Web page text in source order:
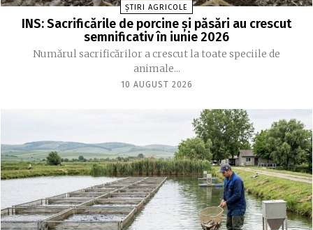
ȘTIRI AGRICOLE
INS: Sacrificările de porcine și păsări au crescut
semnificativ în iunie 2026
Numărul sacrificărilor a crescut la toate speciile de
animale...
10 AUGUST 2026